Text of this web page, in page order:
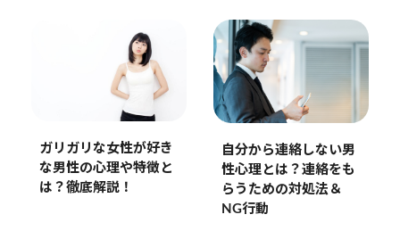
ガリガリな女性が好き
な男性の心理や特徴と
は？徹底解説！
自分から連絡しない男
性心理とは？連絡をも
らうための対処法＆
NG行動